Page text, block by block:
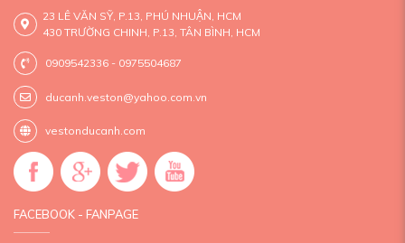
23 LÊ VĂN SỸ, P.13, PHÚ NHUẬN, HCM
430 TRƯỜNG CHINH, P.13, TÂN BÌNH, HCM
0909542336 - 0975504687
ducanh.veston@yahoo.com.vn
vestonducanh.com
FACEBOOK - FANPAGE